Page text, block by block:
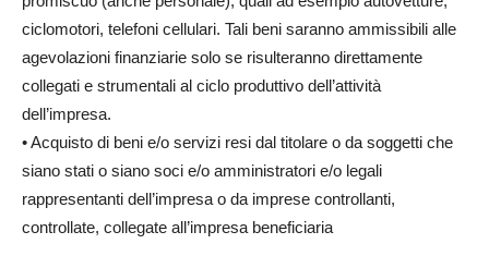
ciclomotori, telefoni cellulari. Tali beni saranno ammissibili alle
agevolazioni finanziarie solo se risulteranno direttamente
collegati e strumentali al ciclo produttivo dell’attività
dell’impresa.
• Acquisto di beni e/o servizi resi dal titolare o da soggetti che
siano stati o siano soci e/o amministratori e/o legali
rappresentanti dell’impresa o da imprese controllanti,
controllate, collegate all’impresa beneficiaria